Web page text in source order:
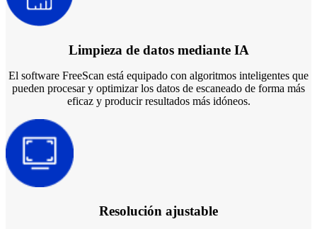
Limpieza de datos mediante IA
El software FreeScan está equipado con algoritmos inteligentes que
pueden procesar y optimizar los datos de escaneado de forma más
eficaz y producir resultados más idóneos.
Resolución ajustable